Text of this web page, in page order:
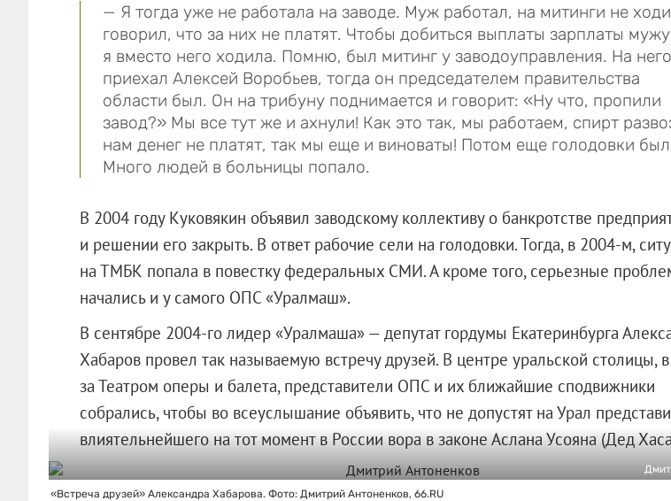
— Я тогда уже не работала на заводе. Муж работал, на митинги не
говорил, что за них не платят. Чтобы добиться выплаты зарплаты
я вместо него ходила. Помню, был митинг у заводоуправления. На него
приехал Алексей Воробьев, тогда он председателем правительства
области был. Он на трибуну поднимается и говорит: «Ну что, пропили
завод?» Мы все тут же и ахнули! Как это так, мы работаем, спирт
нам денег не платят, так мы еще и виноваты! Потом еще голодовки
Много людей в больницы попало.
В 2004 году Куковякин объявил заводскому коллективу о банкротстве
и решении его закрыть. В ответ рабочие сели на голодовки. Тогда, в 2004-м,
на ТМБК попала в повестку федеральных СМИ. А кроме того, серьезные
начались и у самого ОПС «Уралмаш».
В сентябре 2004-го лидер «Уралмаша» — депутат гордумы Екатеринбурга
Хабаров провел так называемую встречу друзей. В центре уральской столицы,
за Театром оперы и балета, представители ОПС и их ближайшие сподвижники
собрались, чтобы во всеуслышание объявить, что не допустят на Урал
влиятельнейшего на тот момент в России вора в законе Аслана Усояна (Дед
«Встреча друзей» Александра Хабарова. Фото: Дмитрий Антоненков, 66.RU